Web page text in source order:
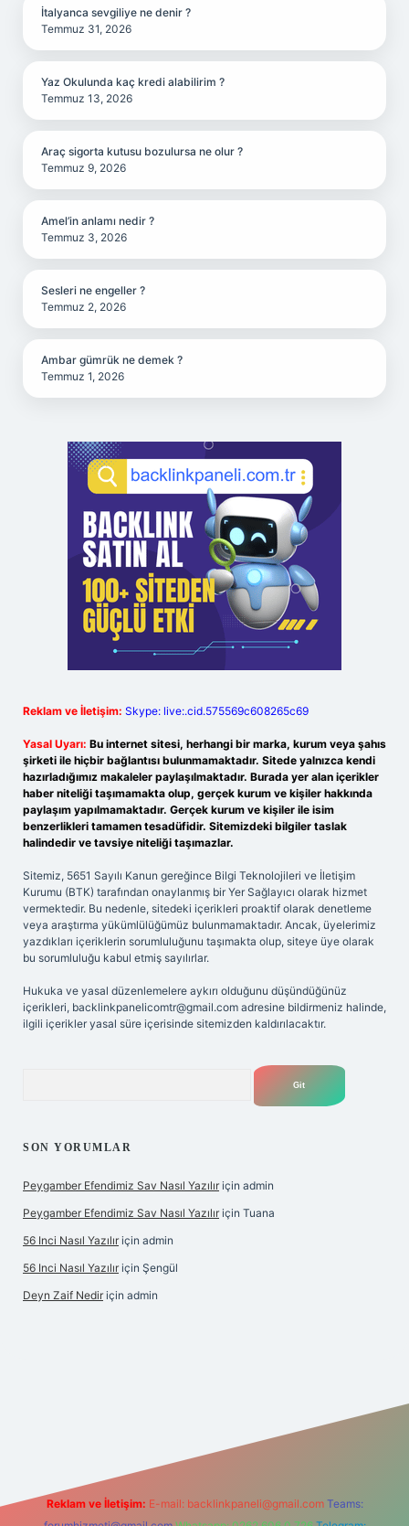
İtalyanca sevgiliye ne denir ?
Temmuz 31, 2026
Yaz Okulunda kaç kredi alabilirim ?
Temmuz 13, 2026
Araç sigorta kutusu bozulursa ne olur ?
Temmuz 9, 2026
Amel’in anlamı nedir ?
Temmuz 3, 2026
Sesleri ne engeller ?
Temmuz 2, 2026
Ambar gümrük ne demek ?
Temmuz 1, 2026
Reklam ve İletişim: Skype: live:.cid.575569c608265c69
Yasal Uyarı: Bu internet sitesi, herhangi bir marka, kurum veya şahıs
şirketi ile hiçbir bağlantısı bulunmamaktadır. Sitede yalnızca kendi
hazırladığımız makaleler paylaşılmaktadır. Burada yer alan içerikler
haber niteliği taşımamakta olup, gerçek kurum ve kişiler hakkında
paylaşım yapılmamaktadır. Gerçek kurum ve kişiler ile isim
benzerlikleri tamamen tesadüfidir. Sitemizdeki bilgiler taslak
halindedir ve tavsiye niteliği taşımazlar.
Sitemiz, 5651 Sayılı Kanun gereğince Bilgi Teknolojileri ve İletişim
Kurumu (BTK) tarafından onaylanmış bir Yer Sağlayıcı olarak hizmet
vermektedir. Bu nedenle, sitedeki içerikleri proaktif olarak denetleme
veya araştırma yükümlülüğümüz bulunmamaktadır. Ancak, üyelerimiz
yazdıkları içeriklerin sorumluluğunu taşımakta olup, siteye üye olarak
bu sorumluluğu kabul etmiş sayılırlar.
Hukuka ve yasal düzenlemelere aykırı olduğunu düşündüğünüz
içerikleri, backlinkpanelicomtr@gmail.com adresine bildirmeniz halinde,
ilgili içerikler yasal süre içerisinde sitemizden kaldırılacaktır.
SON YORUMLAR
Peygamber Efendimiz Sav Nasıl Yazılır için admin
Peygamber Efendimiz Sav Nasıl Yazılır için Tuana
56 Inci Nasıl Yazılır için admin
56 Inci Nasıl Yazılır için Şengül
Deyn Zaif Nedir için admin
Reklam ve İletişim: E-mail: backlinkpaneli@gmail.com Teams: